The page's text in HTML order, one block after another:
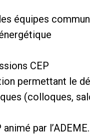
équipes
CEP
permettant le
(colloques,
par l’ADEME.